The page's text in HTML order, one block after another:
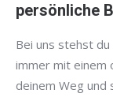
persönliche
Bei uns stehst
immer mit einem
deinem Weg und